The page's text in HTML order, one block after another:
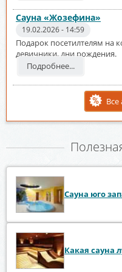
Сауна «Жозефина»
19.02.2026 - 14:59
Подарок посетилтелям на
девичники, дни рождения.
Подробнее...
Все
Сауна юго
Какая сауна